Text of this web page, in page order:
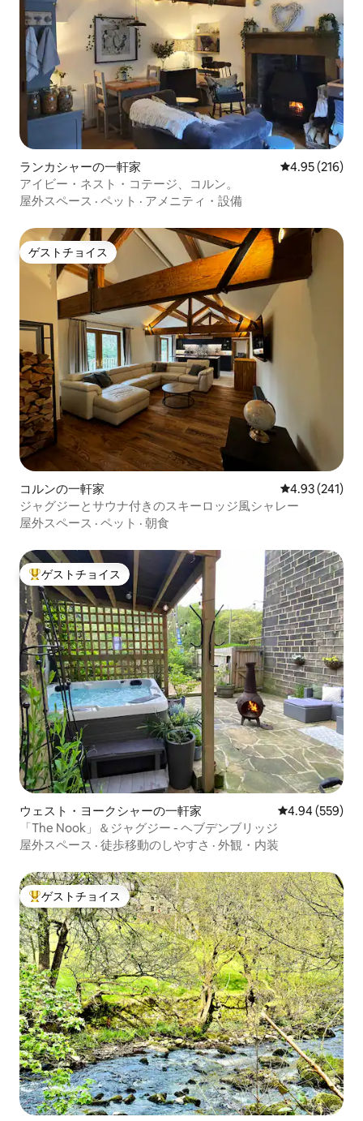
ランカシャーの一軒家 レビュー216
4.95 (216)
アイビー・ネスト・コテージ、コルン。
屋外スペース · ペット · アメニティ・設備
ゲストチョイス
ゲストチョイス
コルンの一軒家 レビュー241
4.93 (241)
ジャグジーとサウナ付きのスキーロッジ風シャレー
屋外スペース · ペット · 朝食
大好評のゲストチョイスです。
ゲストチョイス
ウェスト・ヨークシャーの一軒家 レビュー559
4.94 (559)
「The Nook」＆ジャグジー - ヘブデンブリッジ
屋外スペース · 徒歩移動のしやすさ · 外観・内装
大好評のゲストチョイスです。
ゲストチョイス